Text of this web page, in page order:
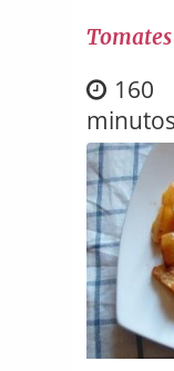
160
minutos